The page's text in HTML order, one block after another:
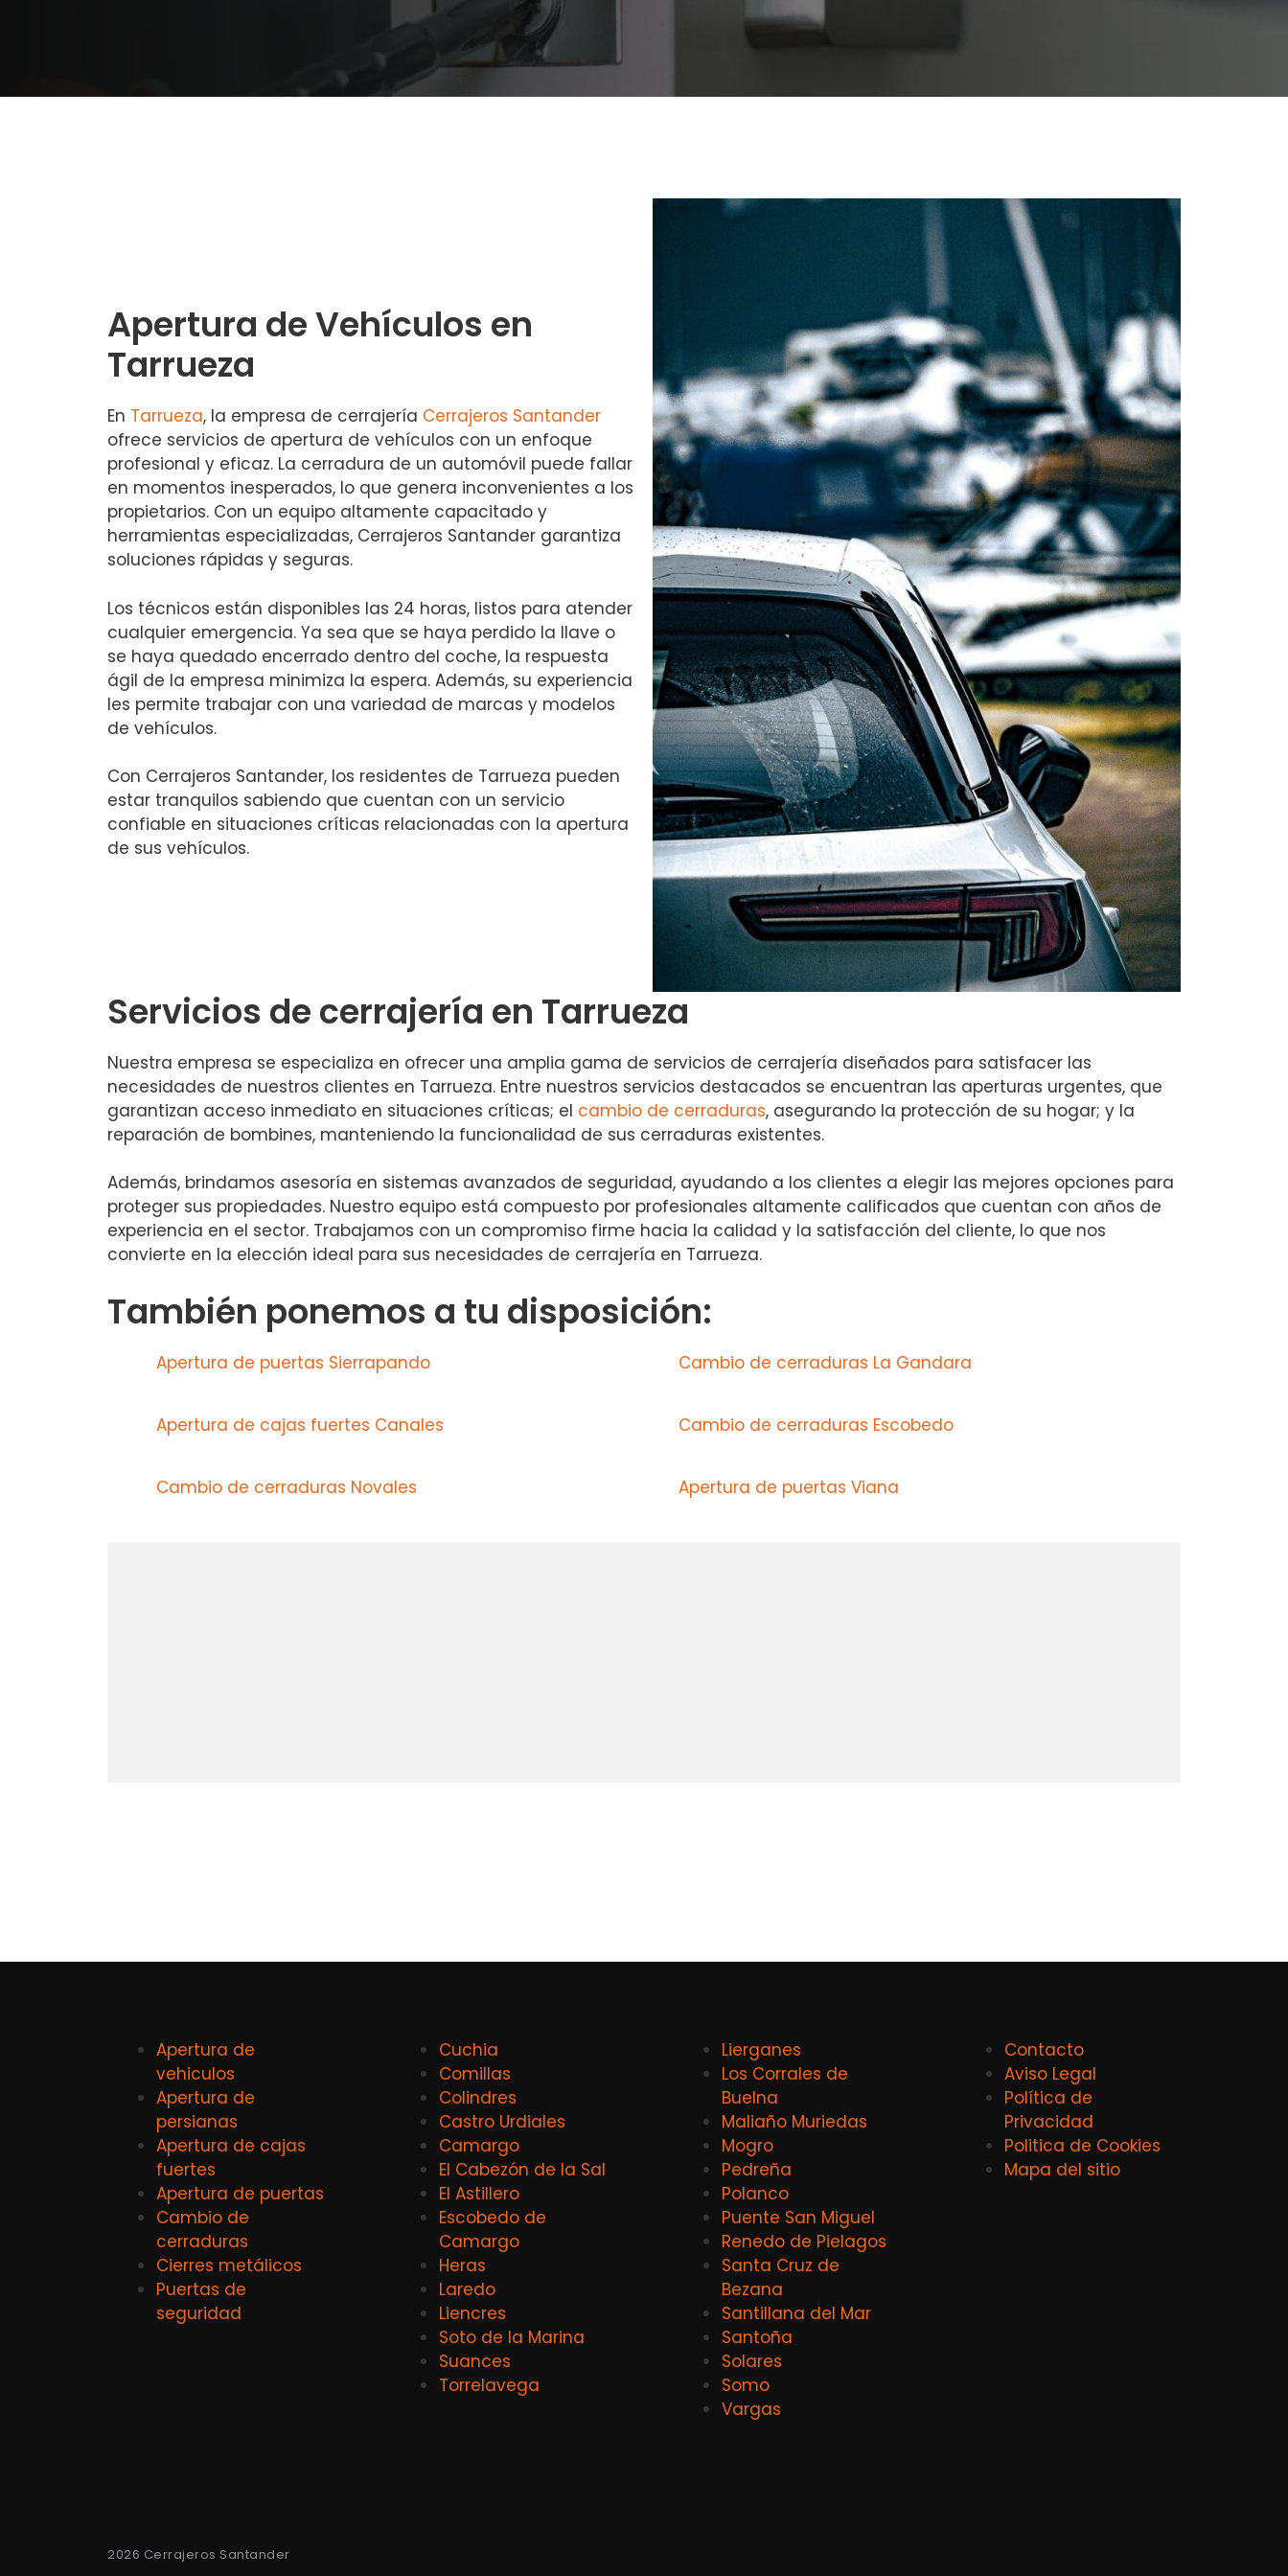
Apertura de Vehículos en
Tarrueza
En Tarrueza, la empresa de cerrajería Cerrajeros Santander
ofrece servicios de apertura de vehículos con un enfoque
profesional y eficaz. La cerradura de un automóvil puede fallar
en momentos inesperados, lo que genera inconvenientes a los
propietarios. Con un equipo altamente capacitado y
herramientas especializadas, Cerrajeros Santander garantiza
soluciones rápidas y seguras.
Los técnicos están disponibles las 24 horas, listos para atender
cualquier emergencia. Ya sea que se haya perdido la llave o
se haya quedado encerrado dentro del coche, la respuesta
ágil de la empresa minimiza la espera. Además, su experiencia
les permite trabajar con una variedad de marcas y modelos
de vehículos.
Con Cerrajeros Santander, los residentes de Tarrueza pueden
estar tranquilos sabiendo que cuentan con un servicio
confiable en situaciones críticas relacionadas con la apertura
de sus vehículos.
Servicios de cerrajería en Tarrueza
Nuestra empresa se especializa en ofrecer una amplia gama de servicios de cerrajería diseñados para satisfacer las
necesidades de nuestros clientes en Tarrueza. Entre nuestros servicios destacados se encuentran las aperturas urgentes, que
garantizan acceso inmediato en situaciones críticas; el cambio de cerraduras, asegurando la protección de su hogar; y la
reparación de bombines, manteniendo la funcionalidad de sus cerraduras existentes.
Además, brindamos asesoría en sistemas avanzados de seguridad, ayudando a los clientes a elegir las mejores opciones para
proteger sus propiedades. Nuestro equipo está compuesto por profesionales altamente calificados que cuentan con años de
experiencia en el sector. Trabajamos con un compromiso firme hacia la calidad y la satisfacción del cliente, lo que nos
convierte en la elección ideal para sus necesidades de cerrajería en Tarrueza.
También ponemos a tu disposición:
Apertura de puertas Sierrapando Cambio de cerraduras La Gandara
Apertura de cajas fuertes Canales Cambio de cerraduras Escobedo
Cambio de cerraduras Novales Apertura de puertas Viana
Apertura de
vehiculos
Apertura de
persianas
Apertura de cajas
fuertes
Apertura de puertas
Cambio de
cerraduras
Cierres metálicos
Puertas de
seguridad
Cuchia
Comillas
Colindres
Castro Urdiales
Camargo
El Cabezón de la Sal
El Astillero
Escobedo de
Camargo
Heras
Laredo
Liencres
Soto de la Marina
Suances
Torrelavega
Lierganes
Los Corrales de
Buelna
Maliaño Muriedas
Mogro
Pedreña
Polanco
Puente San Miguel
Renedo de Pielagos
Santa Cruz de
Bezana
Santillana del Mar
Santoña
Solares
Somo
Vargas
Contacto
Aviso Legal
Política de
Privacidad
Politica de Cookies
Mapa del sitio
2026 Cerrajeros Santander